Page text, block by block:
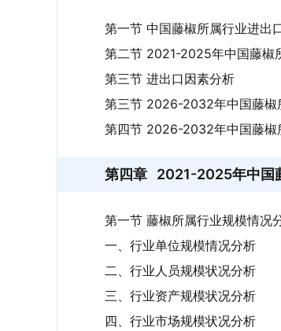
第一节 中国藤椒所属行业进出
第二节 2021-2025年中国藤椒
第三节 进出口因素分析
第三节 2026-2032年中国藤椒
第四节 2026-2032年中国藤椒
第四章 2021-2025年中国
第一节 藤椒所属行业规模情况
一、行业单位规模情况分析
二、行业人员规模状况分析
三、行业资产规模状况分析
四、行业市场规模状况分析